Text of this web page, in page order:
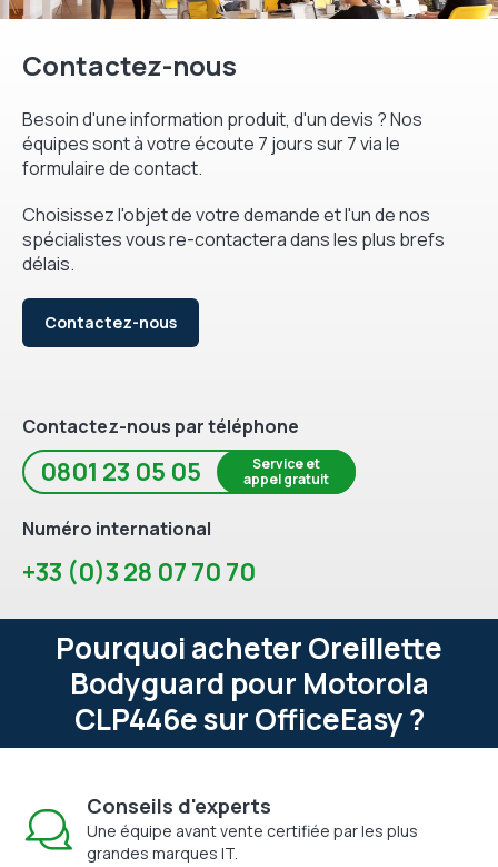
Contactez-nous
Besoin d'une information produit, d'un devis ? Nos
équipes sont à votre écoute 7 jours sur 7 via le
formulaire de contact.
Choisissez l'objet de votre demande et l'un de nos
spécialistes vous re-contactera dans les plus brefs
délais.
Contactez-nous
Contactez-nous par téléphone
0801 23 05 05
Service et
appel gratuit
Numéro international
+33 (0)3 28 07 70 70
Pourquoi acheter Oreillette
Bodyguard pour Motorola
CLP446e sur OfficeEasy ?
Conseils d'experts
Une équipe avant vente certifiée par les plus
grandes marques IT.